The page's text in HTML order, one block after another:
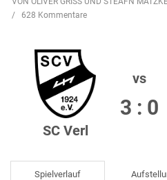
628 Kommentare
SC Verl
vs
3 : 0
Spielverlauf